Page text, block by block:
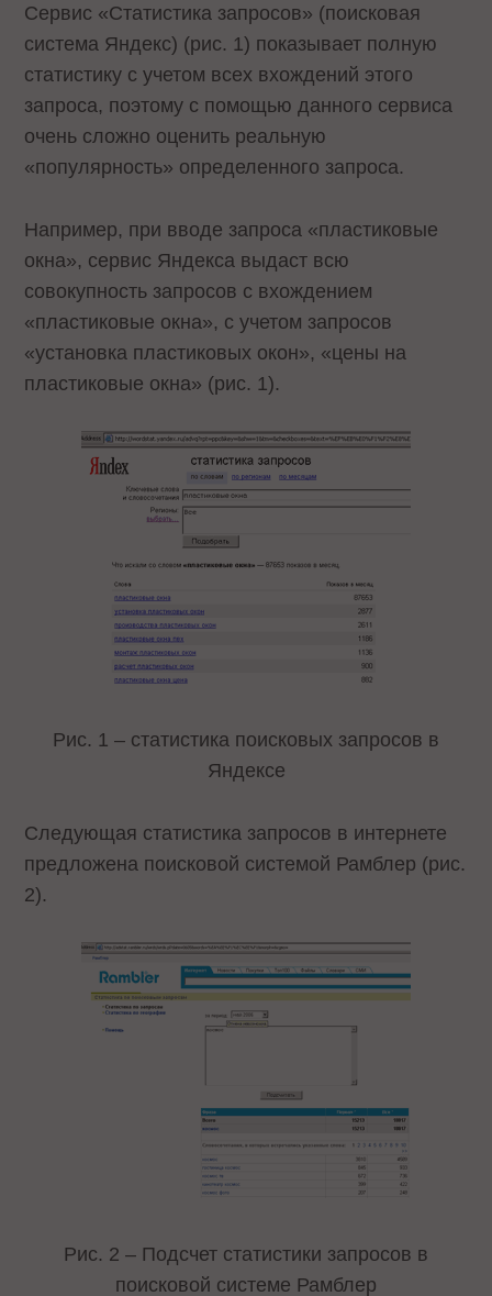
Сервис «Статистика запросов» (поисковая
система Яндекс) (рис. 1) показывает полную
статистику с учетом всех вхождений этого
запроса, поэтому с помощью данного сервиса
очень сложно оценить реальную
«популярность» определенного запроса.
Например, при вводе запроса «пластиковые
окна», сервис Яндекса выдаст всю
совокупность запросов с вхождением
«пластиковые окна», с учетом запросов
«установка пластиковых окон», «цены на
пластиковые окна» (рис. 1).
Рис. 1 – статистика поисковых запросов в
Яндексе
Следующая статистика запросов в интернете
предложена поисковой системой Рамблер (рис.
2).
Рис. 2 – Подсчет статистики запросов в
поисковой системе Рамблер